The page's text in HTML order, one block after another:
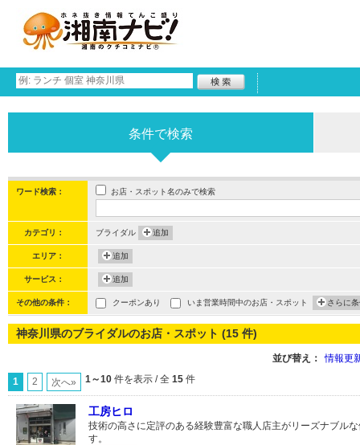
条件で検索
ワード検索： お店・スポット名のみで検索
カテゴリ： ブライダル 追加
エリア： 追加
サービス： 追加
その他の条件： クーポンあり いま営業時間中のお店・スポット さらに
神奈川県のブライダルのお店・スポット (15 件)
並び替え： 情報更
1 2 次へ» 1～10 件を表示 / 全 15 件
工房ヒロ
技術の高さに定評のある経験豊富な職人店主がリーズナブル
す。